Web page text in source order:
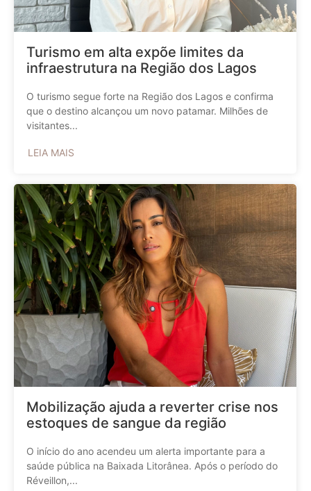
Turismo em alta expõe limites da
infraestrutura na Região dos Lagos
O turismo segue forte na Região dos Lagos e confirma
que o destino alcançou um novo patamar. Milhões de
visitantes...
LEIA MAIS
Mobilização ajuda a reverter crise nos
estoques de sangue da região
O início do ano acendeu um alerta importante para a
saúde pública na Baixada Litorânea. Após o período do
Réveillon,...